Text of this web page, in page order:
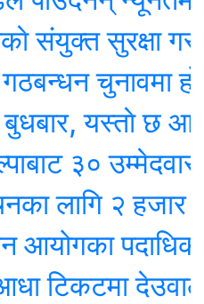
सुरक्षा गस्ती
चुनावमा
यस्ताे छ
३० उम्मेदवारको
लागि २ हजार ९
आयोगका
देउवाले